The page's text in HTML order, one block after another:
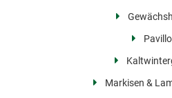
Markisen &